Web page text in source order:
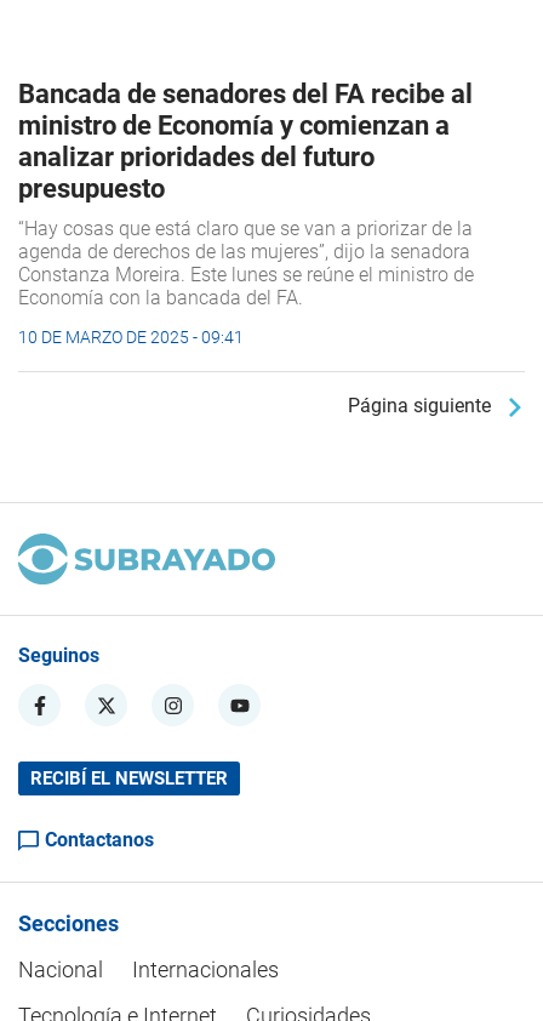
Bancada de senadores del FA recibe al
ministro de Economía y comienzan a
analizar prioridades del futuro
presupuesto
“Hay cosas que está claro que se van a priorizar de la
agenda de derechos de las mujeres”, dijo la senadora
Constanza Moreira. Este lunes se reúne el ministro de
Economía con la bancada del FA.
10 DE MARZO DE 2025 - 09:41
Página siguiente
Seguinos
RECIBÍ EL NEWSLETTER
Contactanos
Secciones
Nacional
Internacionales
Tecnología e Internet
Curiosidades